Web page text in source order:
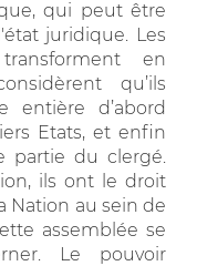
qui peut être
juridique. Les
en
qu’ils
entière d’abord
Etats, et enfin
partie du clergé.
ils ont le droit
Nation au sein de
assemblée se
Le pouvoir